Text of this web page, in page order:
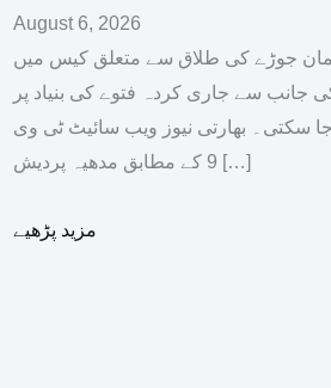
August 6, 2026
جوڑے کی طلاق سے متعلق کیس میں
جانب سے جاری کردہ فتوے کی بنیاد پر
بھارتی نیوز ویب سائیٹ ٹی وی
9 کے مطابق مدھیہ پردیش […]
مزید پڑھیے